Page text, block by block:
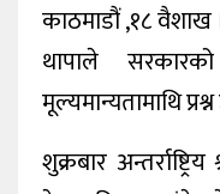
काठमाडौं ,१८
थापाले
मूल्यमान्यतामाथि
शुक्रबार